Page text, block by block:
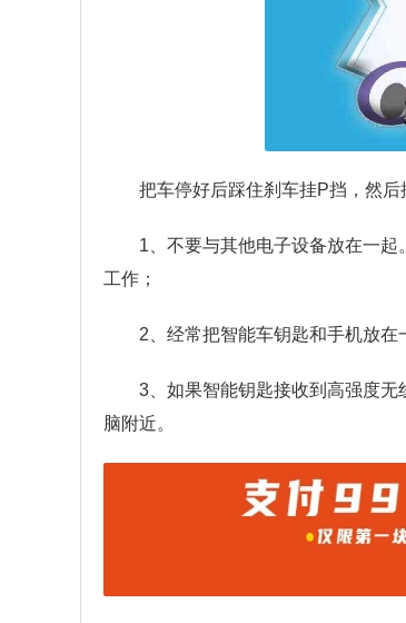
把车停好后踩住刹车挂P挡，然
1、不要与其他电子设备放在一
工作；
2、经常把智能车钥匙和手机放在
3、如果智能钥匙接收到高强度
脑附近。